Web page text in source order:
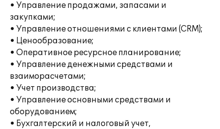
• Управление продажами, запасами и
закупками;
• Управление отношениями с клиентами (CRM);
• Ценообразование;
• Оперативное ресурсное планирование;
• Управление денежными средствами и
взаиморасчетами;
• Учет производства;
• Управление основными средствами и
оборудованием;
• Бухгалтерский и налоговый учет,